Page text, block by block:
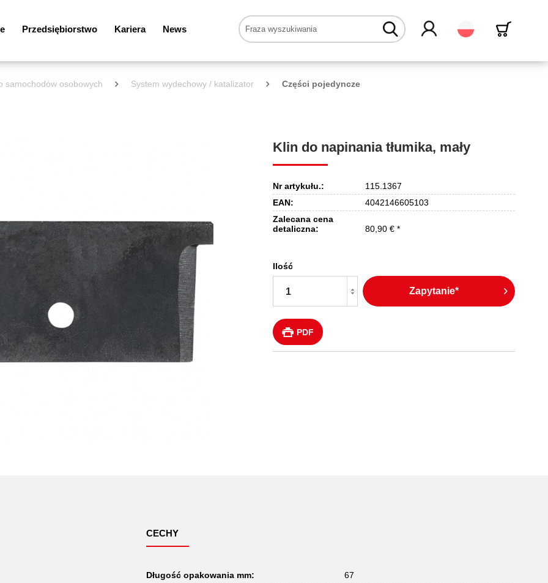
Przedsiębiorstwo Kariera News Polski
samochodów osobowych System wydechowy / katalizator Części pojedyncze
Klin do napinania tłumika, mały
Nr artykułu.:
115.1367
EAN:
4042146605103
Zalecana cena
detaliczna:
80,90 € *
Ilość
Zapytanie*
PDF
CECHY
Długość opakowania mm: 67